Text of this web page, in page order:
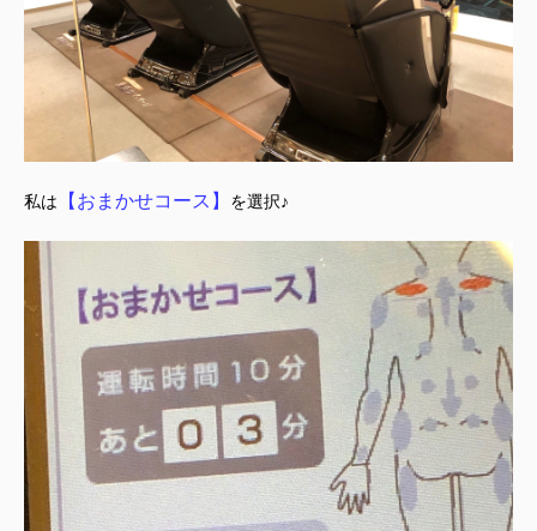
私は 【おまかせコース】 を選択♪